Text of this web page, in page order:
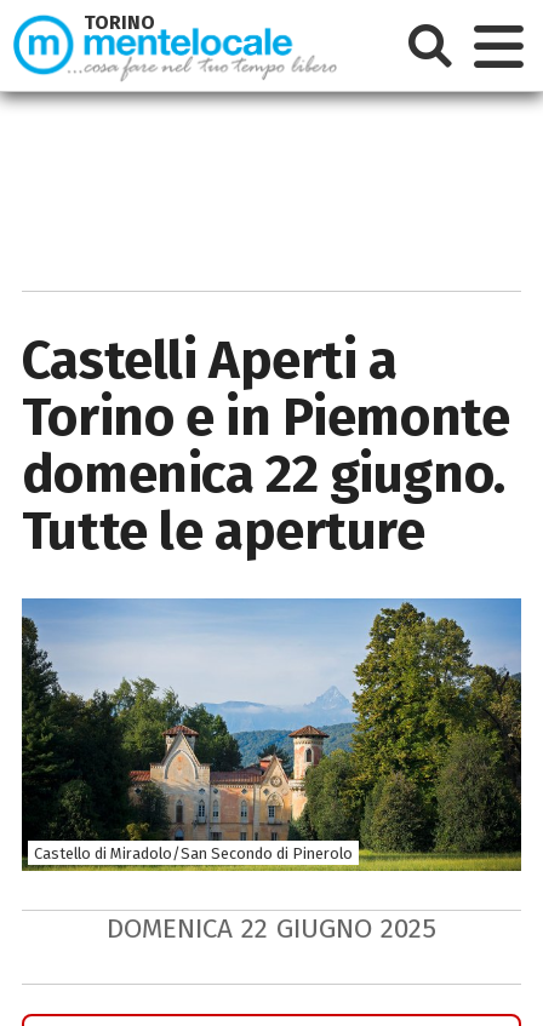
Castelli Aperti a
Torino e in Piemonte
domenica 22 giugno.
Tutte le aperture
Castello di Miradolo/San Secondo di Pinerolo
DOMENICA 22 GIUGNO 2025
TORINO